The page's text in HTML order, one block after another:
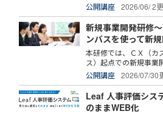
公開講座
2026/06/ 2
新規事業開発研修
ンバスを使って新
本研修では、ＣＸ（カ
ス）起点での新規事業
公開講座
2026/07/30
Leaf 人事評価シス
のままWEB化